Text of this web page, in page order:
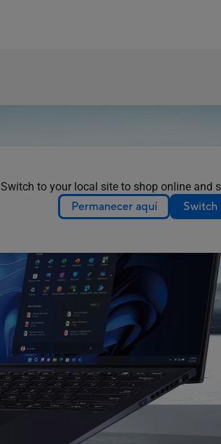
Switch to your local site to shop online and
Permanecer aquí Switch